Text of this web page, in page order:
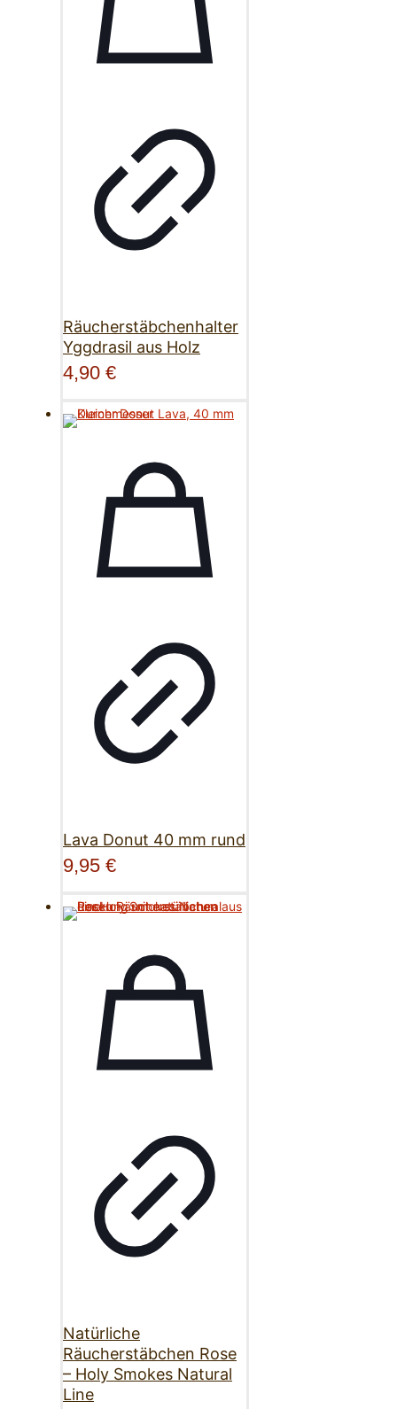
Räucherstäbchenhalter
Yggdrasil aus Holz
4,90 €
Lava Donut 40 mm rund
9,95 €
Natürliche
Räucherstäbchen Rose
– Holy Smokes Natural
Line